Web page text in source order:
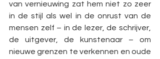
van vernieuwing zat hem niet zo zeer
in de stijl als wel in de onrust van de
mensen zelf – in de lezer, de schrijver,
de uitgever, de kunstenaar – om
nieuwe grenzen te verkennen en oude